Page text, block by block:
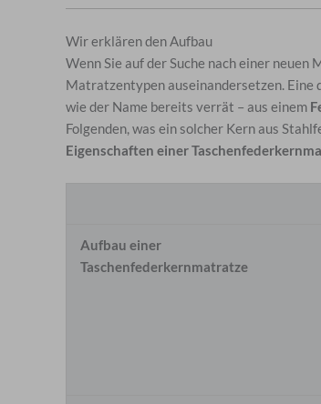
Wir erklären den Aufbau
Wenn Sie auf der Suche nach einer
Matratzentypen auseinandersetzen.
wie der Name bereits verrät – aus einem
Folgenden, was ein solcher Kern aus
Eigenschaften einer
Aufbau einer
Taschenfederkernmatratze